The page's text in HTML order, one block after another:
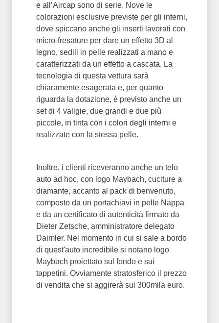
e all’Aircap sono di serie. Nove le
colorazioni esclusive previste per gli interni,
dove spiccano anche gli inserti lavorati con
micro-fresature per dare un effetto 3D al
legno, sedili in pelle realizzati a mano e
caratterizzati da un effetto a cascata. La
tecnologia di questa vettura sarà
chiaramente esagerata e, per quanto
riguarda la dotazione, è previsto anche un
set di 4 valigie, due grandi e due più
piccole, in tinta con i colori degli interni e
realizzate con la stessa pelle.
Inoltre, i clienti riceveranno anche un telo
auto ad hoc, con logo Maybach, cuciture a
diamante, accanto al pack di benvenuto,
composto da un portachiavi in pelle Nappa
e da un certificato di autenticità firmato da
Dieter Zetsche, amministratore delegato
Daimler. Nel momento in cui si sale a bordo
di quest'auto incredibile si notano logo
Maybach proiettato sul fondo e sui
tappetini. Ovviamente stratosferico il prezzo
di vendita che si aggirerà sui 300mila euro.